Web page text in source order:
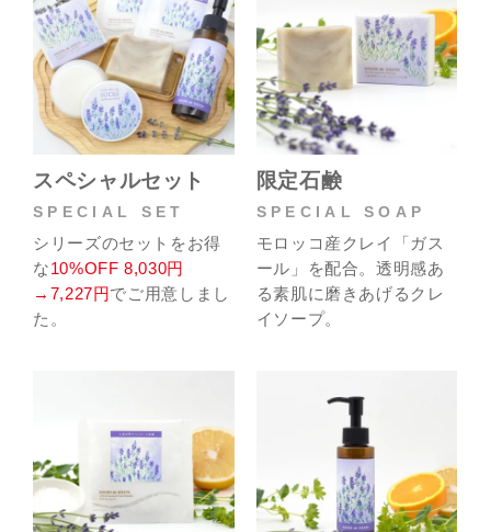
スペシャルセット
SPECIAL SET
シリーズのセットをお得
な10%OFF 8,030円
→7,227円でご用意しまし
た。
限定石鹸
SPECIAL SOAP
モロッコ産クレイ「ガス
ール」を配合。透明感あ
る素肌に磨きあげるクレ
イソープ。